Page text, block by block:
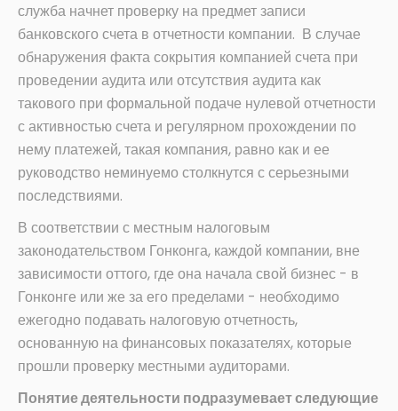
служба начнет проверку на предмет записи
банковского счета в отчетности компании. В случае
обнаружения факта сокрытия компанией счета при
проведении аудита или отсутствия аудита как
такового при формальной подаче нулевой отчетности
с активностью счета и регулярном прохождении по
нему платежей, такая компания, равно как и ее
руководство неминуемо столкнутся с серьезными
последствиями.
В соответствии с местным налоговым
законодательством Гонконга, каждой компании, вне
зависимости оттого, где она начала свой бизнес - в
Гонконге или же за его пределами - необходимо
ежегодно подавать налоговую отчетность,
основанную на финансовых показателях, которые
прошли проверку местными аудиторами.
Понятие деятельности подразумевает следующие